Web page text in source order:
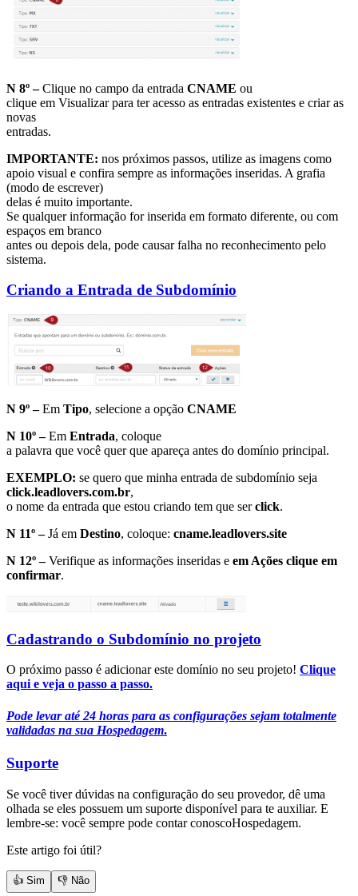
N 8º –Clique no campo da entrada CNAME ou
clique em Visualizar para ter acesso as entradas existentes e criar as
novas
entradas.
IMPORTANTE: nos próximos passos, utilize as imagens como
apoio visual e confira sempre as informações inseridas. A grafia
(modo de escrever)
delas é muito importante.
Se qualquer informação for inserida em formato diferente, ou com
espaços em branco
antes ou depois dela, pode causar falha no reconhecimento pelo
sistema.
Criando a Entrada de Subdomínio
N 9º –Em Tipo, selecione a opção CNAME
N 10º –Em Entrada, coloque
a palavra que você quer que apareça antes do domínio principal.
EXEMPLO: se quero que minha entrada de subdomínio seja
click.leadlovers.com.br,
o nome da entrada que estou criando tem que serclick.
N 11º –Já em Destino, coloque: cname.leadlovers.site
N 12º –Verifique as informações inseridas e em Ações clique em
confirmar.
Cadastrando o Subdomínio no projeto
O próximo passo é adicionar este domínio no seu projeto! Clique
aqui e veja o passo a passo.
Pode levar até 24 horas para as configurações sejam totalmente
validadas na sua Hospedagem.
Suporte
Se você tiver dúvidas na configuração do seu provedor, dê uma
olhada se eles possuem um suporte disponível para te auxiliar. E
lembre-se: você sempre pode contar conoscoHospedagem.
Este artigo foi útil?
👍 Sim 👎 Não